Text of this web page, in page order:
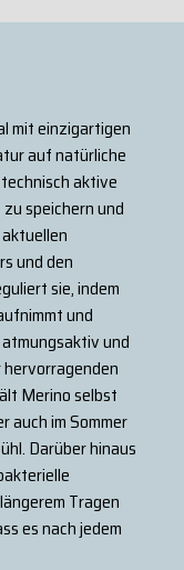
mit einzigartigen
auf natürliche
aktive
speichern und
und den
sie, indem
und
und
Merino selbst
auch im Sommer
Darüber hinaus
Tragen
es nach jedem